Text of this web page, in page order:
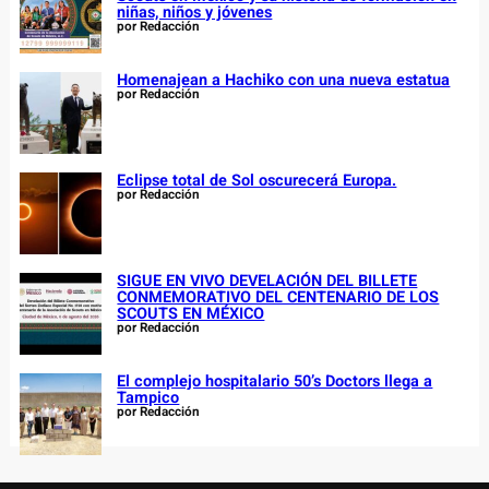
niñas, niños y jóvenes
por Redacción
Homenajean a Hachiko con una nueva estatua
por Redacción
Eclipse total de Sol oscurecerá Europa.
por Redacción
SIGUE EN VIVO DEVELACIÓN DEL BILLETE
CONMEMORATIVO DEL CENTENARIO DE LOS
SCOUTS EN MÉXICO
por Redacción
El complejo hospitalario 50’s Doctors llega a
Tampico
por Redacción